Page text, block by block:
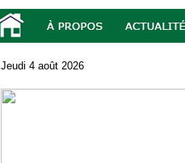
Jeudi 4 août 2026